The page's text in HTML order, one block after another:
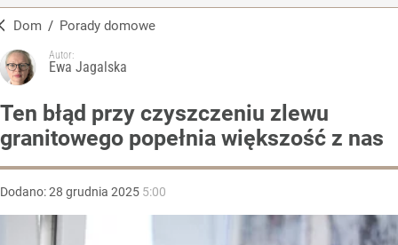
Dom / Porady domowe
Autor:
Ewa Jagalska
Ten błąd przy czyszczeniu zlewu
granitowego popełnia większość z nas
Dodano:28 grudnia 2025 5:00